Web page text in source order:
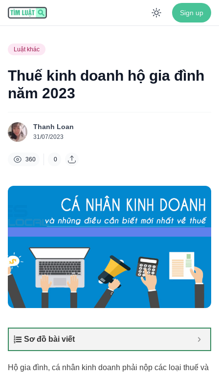
Enable
Sign up
Luật khác
Thuế kinh doanh hộ gia đình
năm 2023
Thanh Loan
31/07/2023
360 0
Sơ đồ bài viết
Hộ gia đình, cá nhân kinh doanh phải nộp các loại thuế và